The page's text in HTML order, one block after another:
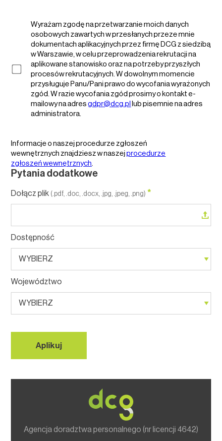
Wyrażam zgodę na przetwarzanie moich danych
osobowych zawartych w przesłanych przeze mnie
dokumentach aplikacyjnych przez firmę DCG z siedzibą
w Warszawie, w celu przeprowadzenia rekrutacji na
aplikowane stanowisko oraz na potrzeby przyszłych
procesów rekrutacyjnych. W dowolnym momencie
przysługuje Panu/Pani prawo do wycofania wyrażonych
zgód. W razie wycofania zgód prosimy o kontakt e-
mailowy na adresgdpr@dcg.pl lub pisemnie na adres
administratora.
Informacje o naszej procedurze zgłoszeń
wewnętrznych znajdziesz w naszejprocedurze
zgłoszeń wewnętrznych
Pytania dodatkowe
Dołącz plik (.pdf, .doc, .docx, .jpg, .jpeg, .png) *
Dostępność
Województwo
Agencja doradztwa personalnego (nr licencji 4642)